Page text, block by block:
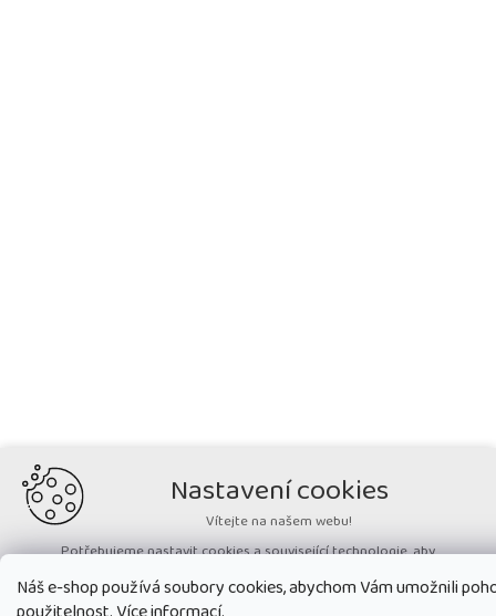
Náš e-shop používá soubory cookies, abychom Vám umožnili
Nastavení cookies
Vítejte na našem webu!
Potřebujeme nastavit cookies a související technologie, aby
přesně to, co potřebujete. Soubory cookies používané na našem webu
nikdy neslouží ke zjišťování totožnosti uživatelů stránek